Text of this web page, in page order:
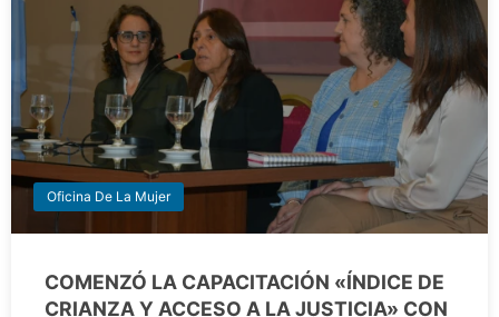
Oficina De La Mujer
COMENZÓ LA CAPACITACIÓN «ÍNDICE DE
CRIANZA Y ACCESO A LA JUSTICIA» CON